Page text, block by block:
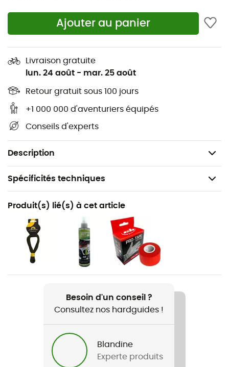
Ajouter au panier
Livraison gratuite
lun. 24 août - mar. 25 août
Retour gratuit sous 100 jours
+1 000 000 d'aventuriers équipés
Conseils d'experts
Description
recyclés et de 100% de sa dentelle recyclée !
Reconception du talon pour un confort renforcé et
une meilleure protection
Empeigne : Veau et daim, construction tubulaire
Doublure : non
Inter-semelle : LaSpoFlex 1,1 mm
Semelle : Vibram XS Edge 5 mm
Poids : 2 x 240 g
Spécificités techniques
Recommandé pour
Escalade / Escalade salle / Escalade grande voie /
Escalade traditionnelle
Homme
Nom du produit
Caractéristiques
Produit(s) lié(s) à cet article
Besoin d'un conseil ?
Consultez nos hardguides !
Blandine
Experte produits